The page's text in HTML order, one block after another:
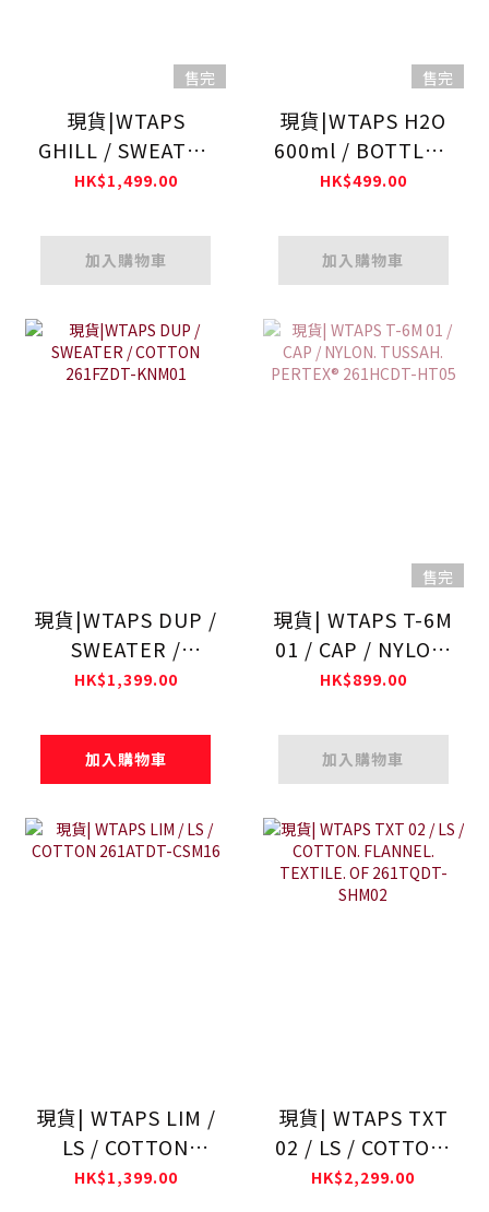
售完
現貨|WTAPS
GHILL / SWEATER
/ CTPL 261FZDT-
HK$1,499.00
加入購物車
售完
現貨|WTAPS H2O
600ml / BOTTLE /
PCT. KINTO
HK$499.00
加入購物車
現貨|WTAPS DUP /
SWEATER /
COTTON
HK$1,399.00
加入購物車
售完
現貨| WTAPS T-6M
01 / CAP / NYLON.
TUSSAH.
261HCDT-HT05
HK$899.00
加入購物車
現貨| WTAPS LIM /
LS / COTTON
261ATDT-CSM16
HK$1,399.00
現貨| WTAPS TXT
02 / LS / COTTON.
FLANNEL.
HK$2,299.00